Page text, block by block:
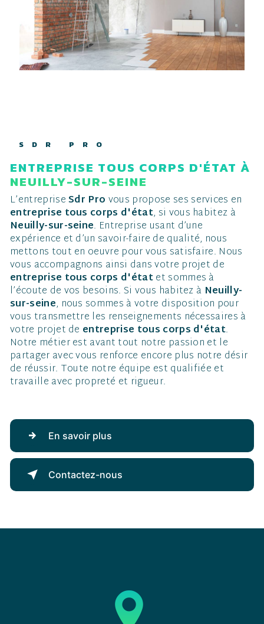
SDR PRO
ENTREPRISE TOUS CORPS D'ÉTAT À
NEUILLY-SUR-SEINE
L’entrepriseSdr Pro vous propose ses services en
entreprise tous corps d'état, si vous habitez à
Neuilly-sur-seine. Entreprise usant d’une
expérience et d’un savoir-faire de qualité, nous
mettons tout en oeuvre pour vous satisfaire. Nous
vous accompagnons ainsi dans votre projet de
entreprise tous corps d'étatet sommes à
l’écoute de vos besoins. Si vous habitez à Neuilly-
sur-seine, nous sommes à votre disposition pour
vous transmettre les renseignements nécessaires à
votre projet de entreprise tous corps d'état.
Notre métier est avant tout notre passion et le
partager avec vous renforce encore plus notre désir
de réussir. Toute notre équipe est qualifiée et
travaille avec propreté et rigueur.
En savoir plus
Contactez-nous